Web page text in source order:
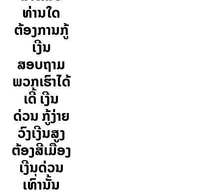
ທ່ານໃດ
ຕ້ອງການກູ້
ເງີນ
ສອບຖາມ
ພວກເຮົາໄດ້
ເດີ້ ເງີນ
ດ່ວນ ກູ້ງ່າຍ
ວົງເງີນສູງ
ຕ້ອງສີເມືອງ
ເງີນດ່ວນ
ເທົ່ານັ້ນ